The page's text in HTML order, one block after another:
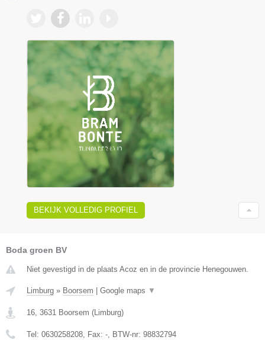
BEKIJK VOLLEDIG PROFIEL
Boda groen BV
Niet gevestigd in de plaats Acoz en in de provincie Henegouwen.
Limburg » Boorsem Google maps ▼
16, 3631 Boorsem (Limburg)
Tel: 0630258208, Fax: -, BTW-nr: 98832794